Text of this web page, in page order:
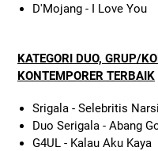
D'Mojang - I Love You
KATEGORI DUO, GRUP/
KONTEMPORER TERBAIK
Srigala - Selebritis
Duo Serigala - Abang
G4UL - Kalau Aku Kaya